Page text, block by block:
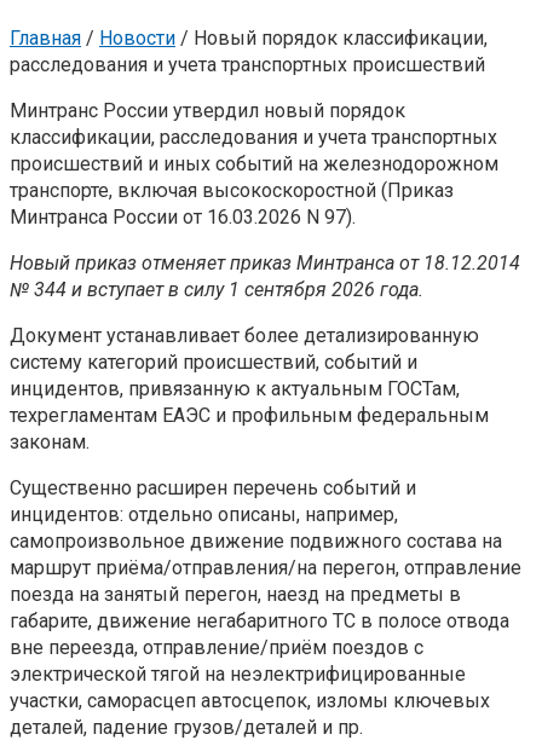
Главная / Новости / Новый порядок классификации,
расследования и учета транспортных происшествий
Минтранс России утвердил новый порядок
классификации, расследования и учета транспортных
происшествий и иных событий на железнодорожном
транспорте, включая высокоскоростной (Приказ
Минтранса России от 16.03.2026 N 97).
Новый приказ отменяет приказ Минтранса от 18.12.2014
№ 344 и вступает в силу 1 сентября 2026 года.
Документ устанавливает более детализированную
систему категорий происшествий, событий и
инцидентов, привязанную к актуальным ГОСТам,
техрегламентам ЕАЭС и профильным федеральным
законам.
Существенно расширен перечень событий и
инцидентов: отдельно описаны, например,
самопроизвольное движение подвижного состава на
маршрут приёма/отправления/на перегон, отправление
поезда на занятый перегон, наезд на предметы в
габарите, движение негабаритного ТС в полосе отвода
вне переезда, отправление/приём поездов с
электрической тягой на неэлектрифицированные
участки, саморасцеп автосцепок, изломы ключевых
деталей, падение грузов/деталей и пр.